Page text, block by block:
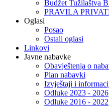
Budžet Tužilaštva
PRAVILA
Oglasi
Posao
Ostali oglasi
Linkovi
Javne nabavke
Obavještenja o
Plan nabavki
Izvještaji i
Odluke 2023 - 2026
Odluke 2016 - 2022